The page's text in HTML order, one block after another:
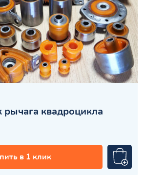
рычага квадроцикла
в 1 клик